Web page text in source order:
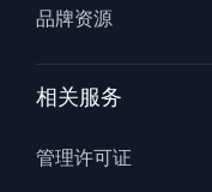
品牌资源
相关服务
管理许可证